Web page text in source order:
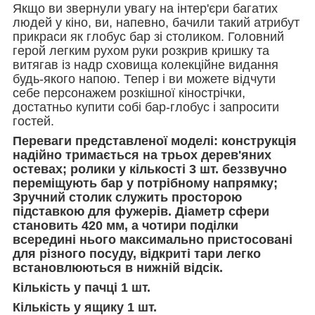
Якщо ви звернули увагу на інтер'єри багатих
людей у кіно, ви, напевно, бачили такий атрибут
прикраси як глобус бар зі столиком. Головний
герой легким рухом руки розкрив кришку та
витягав із надр сховища колекційне видання
будь-якого напою. Тепер і ви можете відчути
себе персонажем розкішної кінострічки,
достатньо купити собі бар-глобус і запросити
гостей.
Переваги представленої моделі: конструкція
надійно тримається на трьох дерев'яних
остевах; ролики у кількості 3 шт. беззвучно
переміщують бар у потрібному напрямку;
Зручний столик служить просторою
підставкою для фужерів. Діаметр сфери
становить 420 мм, а чотири поділки
всередині нього максимально пристосовані
для різного посуду, відкриті тари легко
встановлюються в нижній відсік.
Кількість у пачці 1 шт.
Кількість у ящику 1 шт.